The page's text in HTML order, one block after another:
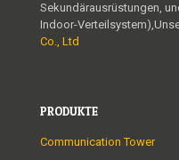
Sekundärausrüstungen,
Indoor-
Co., Ltd
PRODUKTE
Communication Tower